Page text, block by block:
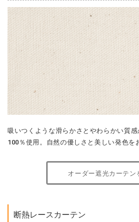
吸いつくような滑らかさとやわらかい質
100％使用。自然の優しさと美しい発色を
オーダー遮光カーテン
断熱レースカーテン